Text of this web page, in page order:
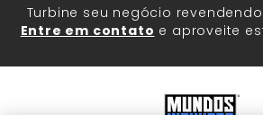
Turbine seu negócio
Entre em contato e aproveite